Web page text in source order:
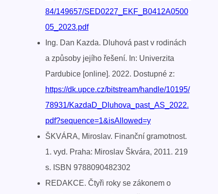
84/149657/SED0227_EKF_B0412A0500
05_2023.pdf
Ing. Dan Kazda. Dluhová past v rodinách
a způsoby jejího řešení. In: Univerzita
Pardubice [online]. 2022. Dostupné z:
https://dk.upce.cz/bitstream/handle/10195/
78931/KazdaD_Dluhova_past_AS_2022.
pdf?sequence=1&isAllowed=y
ŠKVÁRA, Miroslav. Finanční gramotnost.
1. vyd. Praha: Miroslav Škvára, 2011. 219
s. ISBN 9788090482302
REDAKCE. Čtyři roky se zákonem o